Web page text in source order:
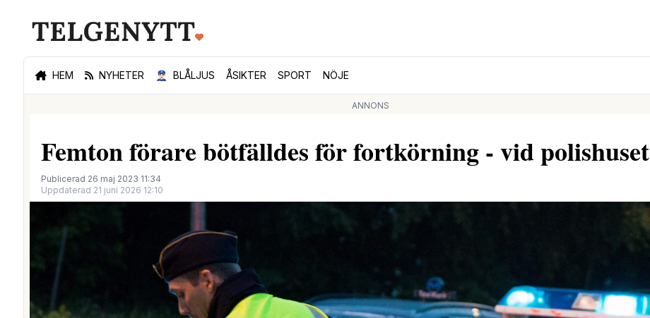
HEM NYHETER 👮🏻‍♂️ BLÅLJUS ÅSIKTER SPORT NÖJE
ANNONS
Femton förare bötfälldes för fortkörning - vid polishuset
Publicerad 26 maj 2023 11:34
Uppdaterad 21 juni 2026 12:10